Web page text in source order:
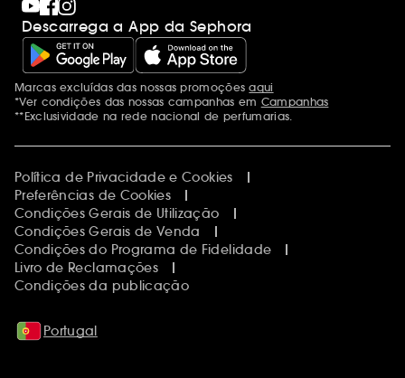
Descarrega a App da Sephora
Menções adicionais
Marcas excluídas das nossas promoçõesaqui
*Ver condições das nossas campanhas em Campanhas
**Exclusividade na rede nacional de perfumarias.
Política de Privacidade e Cookies
Preferências de Cookies
Condições Gerais de Utilização
Condições Gerais de Venda
Condições do Programa de Fidelidade
Livro de Reclamações
Condições da publicação
Portugal